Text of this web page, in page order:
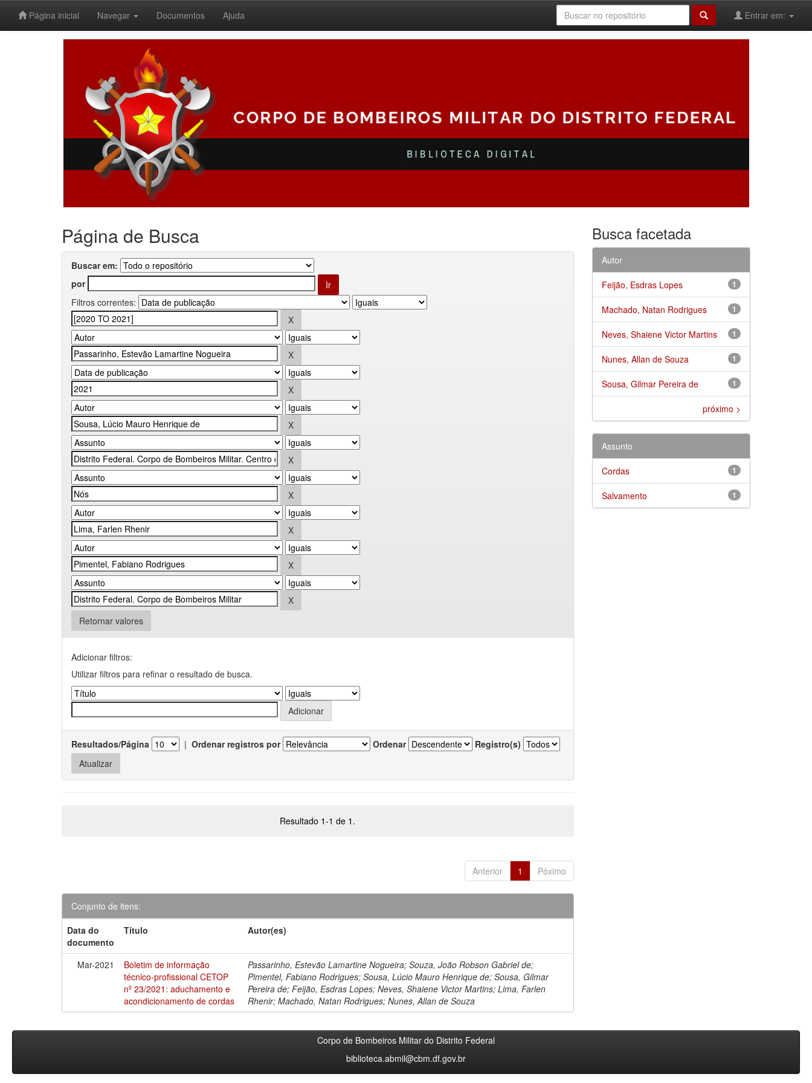
Página inicial Navegar Documentos Ajuda Entrar em:
Página de Busca
Buscar em:
por
Filtros correntes:
Retornar valores
Adicionar filtros:
Utilizar filtros para refinar o resultado de busca.
Resultados/Página | Ordenar registros por Ordenar Registro(s)
Resultado 1-1 de 1.
Anterior 1 Póximo
Conjunto de itens:
Data do
documento
Título Autor(es)
Mar-2021
Boletim de informação
técnico-profissional CETOP
nº 23/2021: aduchamento e
acondicionamento de cordas
Passarinho, Estevão Lamartine Nogueira; Souza, João Robson Gabriel de;
Pimentel, Fabiano Rodrigues; Sousa, Lúcio Mauro Henrique de; Sousa, Gilmar
Pereira de; Feijão, Esdras Lopes; Neves, Shaiene Victor Martins; Lima, Farlen
Rhenir; Machado, Natan Rodrigues; Nunes, Allan de Souza
Busca facetada
Autor
1
Feijão, Esdras Lopes
1
Machado, Natan Rodrigues
1
Neves, Shaiene Victor Martins
1
Nunes, Allan de Souza
1
Sousa, Gilmar Pereira de
próximo >
Assunto
1
Cordas
1
Salvamento
Corpo de Bombeiros Militar do Distrito Federal
biblioteca.abmil@cbm.df.gov.br